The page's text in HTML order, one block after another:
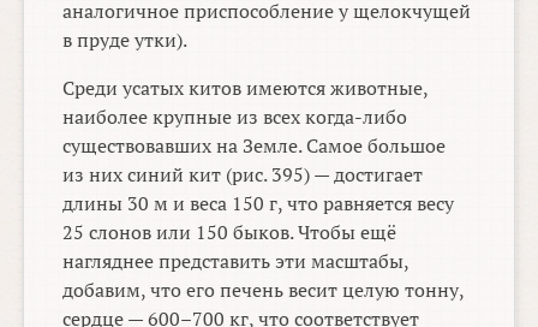
аналогичное приспособление у щелокчущей
в пруде утки).
Среди усатых китов имеются животные,
наиболее крупные из всех когда-либо
существовавших на Земле. Самое большое
из них синий кит (рис. 395) — достигает
длины 30 м и веса 150 г, что равняется весу
25 слонов или 150 быков. Чтобы ещё
нагляднее представить эти масштабы,
добавим, что его печень весит целую тонну,
сердце —600–700 кг,что соответствует